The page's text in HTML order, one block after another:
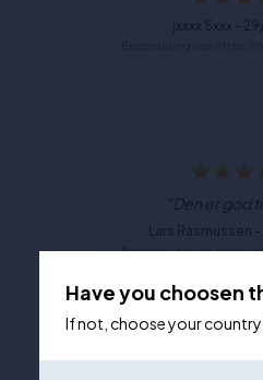
jxxxx Sxxx -
"Den er god
Lars Rasmussen
Beoordeling van https://
Have you choosen
If not, choose your